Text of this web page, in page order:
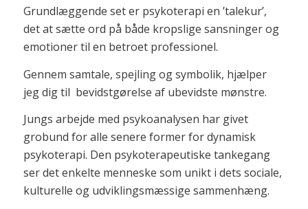
Grundlæggende set er psykoterapi en ’talekur’,
det at sætte ord på både kropslige sansninger og
emotioner til en betroet professionel.
Gennem samtale, spejling og symbolik, hjælper
jeg dig til bevidstgørelse af ubevidste mønstre.
Jungs arbejde med psykoanalysen har givet
grobund for alle senere former for dynamisk
psykoterapi. Den psykoterapeutiske tankegang
ser det enkelte menneske som unikt i dets sociale,
kulturelle og udviklingsmæssige sammenhæng.